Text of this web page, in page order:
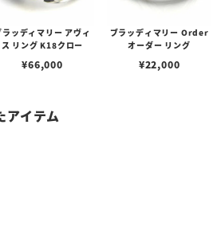
ラッディマリー アヴィ
ス リング K18クロー
¥66,000
ブラッディマリー Order
オーダー リング
¥22,000
アイテム